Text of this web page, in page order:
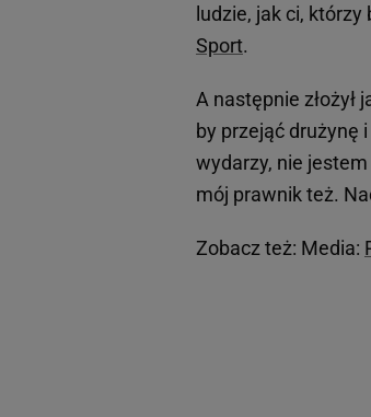
ludzie, jak ci,
Sport.
A następnie złożył
by przejąć drużynę
wydarzy, nie
mój prawnik też.
Zobacz też: Media: